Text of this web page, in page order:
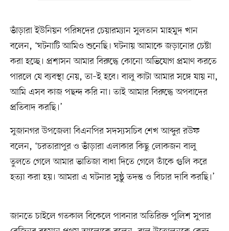
ভাঁড়ারা ইউনিয়ন পরিষদের চেয়ারম্যান সুলতান মাহমুদ খান
বলেন, ‘ঘটনাটি আমিও শুনেছি। ঘটনায় আমাকে জড়ানোর চেষ্টা
করা হচ্ছে। প্রশাসন আমার বিরুদ্ধে কোনো অভিযোগ প্রমাণ করতে
পারলে যে ব্যবস্থা নেয়, তা–ই হবে। বালু কাটা আমার সঙ্গে যায় না,
আমি এসব কাজ পছন্দ করি না। তাই আমার বিরুদ্ধে অপবাদের
প্রতিবাদ করছি।’
সুজানগর উপজেলা বিএনপির সদস্যসচিব শেখ আব্দুর রউফ
বলেন, ‘চরতারাপুর ও ভাঁড়ারা এলাকার কিছু লোকজন বালু
তুলতে গেলে আমার ভাতিজা বাধা দিতে গেলে তাঁকে গুলি করে
হত্যা করা হয়। আমরা এ ঘটনার সুষ্ঠু তদন্ত ও বিচার দাবি করছি।’
জানতে চাইলে গতকাল বিকেলে পাবনার অতিরিক্ত পুলিশ সুপার